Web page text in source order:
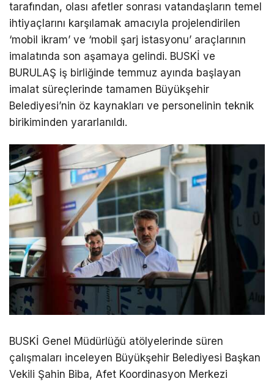
tarafından, olası afetler sonrası vatandaşların temel
ihtiyaçlarını karşılamak amacıyla projelendirilen
‘mobil ikram’ ve ‘mobil şarj istasyonu’ araçlarının
imalatında son aşamaya gelindi. BUSKİ ve
BURULAŞ iş birliğinde temmuz ayında başlayan
imalat süreçlerinde tamamen Büyükşehir
Belediyesi’nin öz kaynakları ve personelinin teknik
birikiminden yararlanıldı.
BUSKİ Genel Müdürlüğü atölyelerinde süren
çalışmaları inceleyen Büyükşehir Belediyesi Başkan
Vekili Şahin Biba, Afet Koordinasyon Merkezi